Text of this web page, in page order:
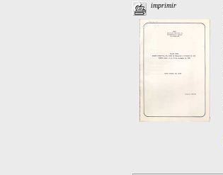
imprimir